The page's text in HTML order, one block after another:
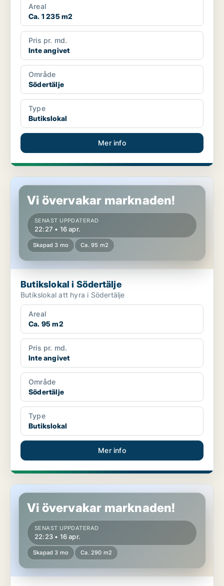
Areal
Ca. 1 235 m2
Pris pr. md.
Inte angivet
Område
Södertälje
Type
Butikslokal
Mer info
Butikslokal i Södertälje
Vi övervakar marknaden!
SENAST UPPDATERAD
22:27 • 16 apr.
Skapad 3 mo Ca. 95 m2
Butikslokal i Södertälje
Butikslokal att hyra i Södertälje
Areal
Ca. 95 m2
Pris pr. md.
Inte angivet
Område
Södertälje
Type
Butikslokal
Mer info
Butikslokal i Södertälje
Vi övervakar marknaden!
SENAST UPPDATERAD
22:23 • 16 apr.
Skapad 3 mo Ca. 290 m2